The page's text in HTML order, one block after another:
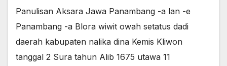
Panulisan Aksara Jawa Panambang -a lan -e
Panambang -a Blora wiwit owah setatus dadi
daerah kabupaten nalika dina Kemis Kliwon
tanggal 2 Sura tahun Alib 1675 utawa 11